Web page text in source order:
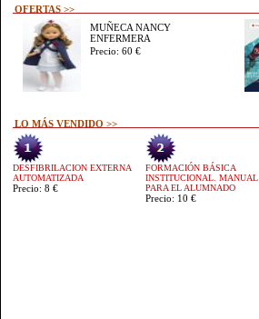
OFERTAS >>
MUÑECA NANCY
ENFERMERA
Precio: 60 €
LO MÁS VENDIDO >>
DESFIBRILACION EXTERNA
AUTOMATIZADA
Precio: 8 €
FORMACIÓN BÁSICA
INSTITUCIONAL. MANUAL
PARA EL ALUMNADO
Precio: 10 €